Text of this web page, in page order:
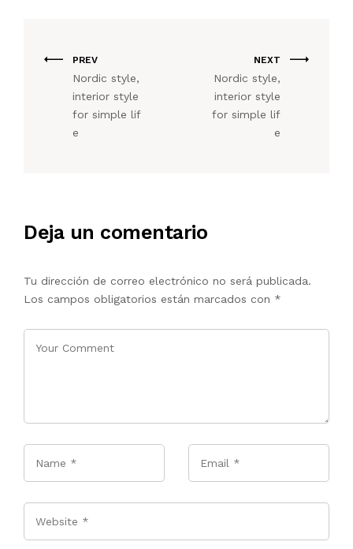
PREV
Nordic style,
interior style
for simple lif
e
NEXT
Nordic style,
interior style
for simple lif
e
Deja un comentario
Tu dirección de correo electrónico no será publicada.
Los campos obligatorios están marcados con *